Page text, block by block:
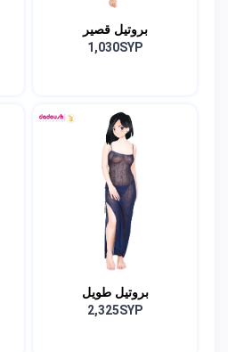
بروتيل قصير
1,030SYP
بروتيل طويل
2,325SYP